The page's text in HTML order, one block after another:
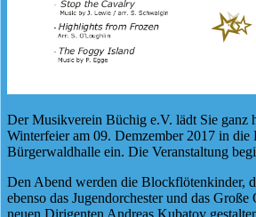
Der Musikverein Büchig e.V. lädt Sie ganz
Winterfeier am 09. Demzember 2017 in die
Bürgerwaldhalle ein. Die Veranstaltung
Den Abend werden die Blockflötenkinder,
ebenso das Jugendorchester und das Große
neuen Dirigenten Andreas Kubatov